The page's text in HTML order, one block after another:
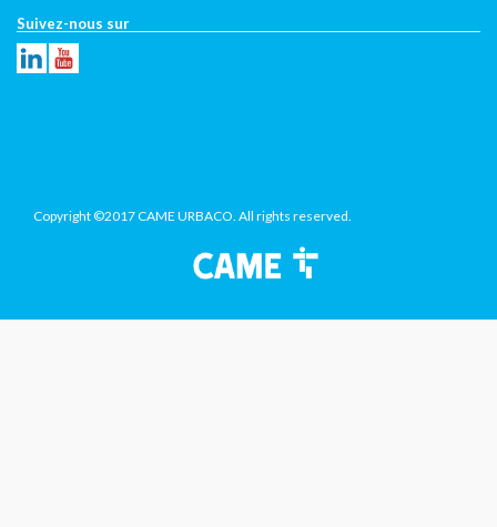
Suivez-nous sur
Copyright ©2017 CAME URBACO. All rights reserved.